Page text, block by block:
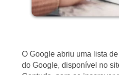
O Google abriu uma lista
do Google, disponível no